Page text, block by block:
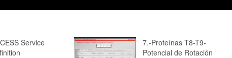
Service
7.-Proteínas T8-T9-
Potencial de Rotación